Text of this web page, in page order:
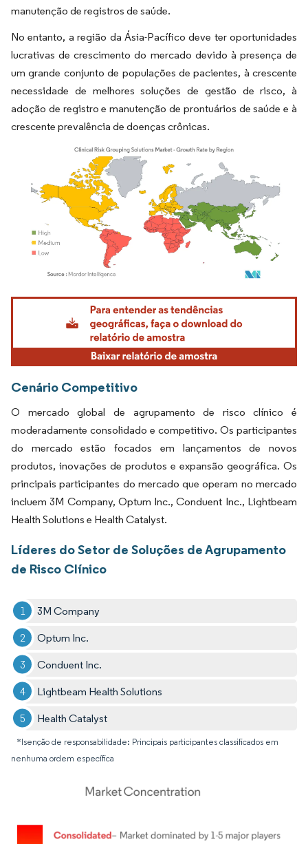
manutenção de registros de saúde.
No entanto, a região da Ásia-Pacífico deve ter oportunidades
lucrativas de crescimento do mercado devido à presença de
um grande conjunto de populações de pacientes, à crescente
necessidade de melhores soluções de gestão de risco, à
adoção de registro e manutenção de prontuários de saúde e à
crescente prevalência de doenças crônicas.
Imagem © Mordor Intelligence. O reuso requer atribuição conforme CC BY 4.0.
Cenário Competitivo
O mercado global de agrupamento de risco clínico é
moderadamente consolidado e competitivo. Os participantes
do mercado estão focados em lançamentos de novos
produtos, inovações de produtos e expansão geográfica. Os
principais participantes do mercado que operam no mercado
incluem 3M Company, Optum Inc., Conduent Inc., Lightbeam
Health Solutions e Health Catalyst.
Líderes do Setor de Soluções de Agrupamento
de Risco Clínico
3M Company
Optum Inc.
Conduent Inc.
Lightbeam Health Solutions
Health Catalyst
*Isenção de responsabilidade: Principais participantes classificados em
nenhuma ordem específica